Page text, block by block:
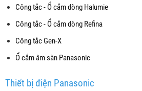
Công tắc - Ổ cắm dòng Halumie
Công tắc - Ổ cắm dòng Refina
Công tắc Gen-X
Ổ cắm âm sàn Panasonic
Thiết bị điện Panasonic